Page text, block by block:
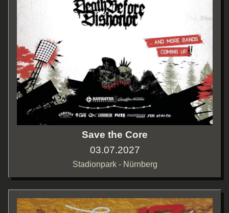
Save the Core
03.07.2027
Stadionpark - Nürnberg